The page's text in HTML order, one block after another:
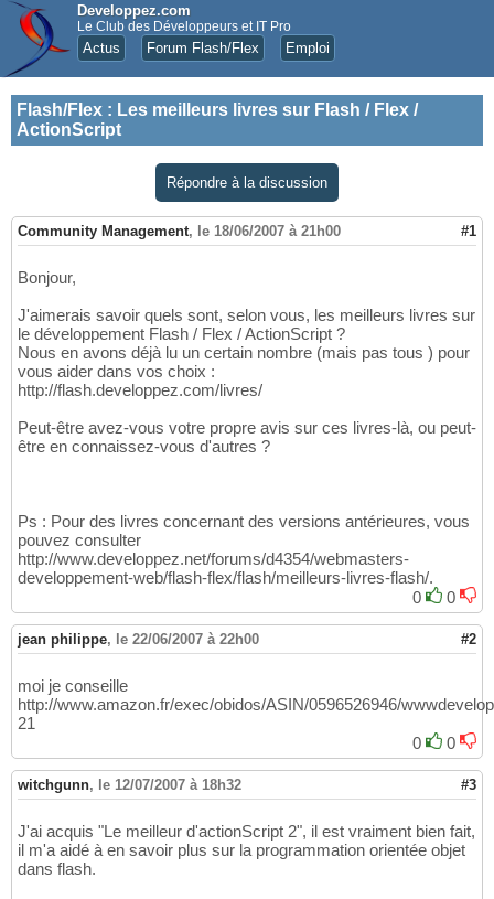
Developpez.com
Le Club des Développeurs et IT Pro
Actus Forum Flash/Flex Emploi
Flash/Flex : Les meilleurs livres sur Flash / Flex /
ActionScript
Répondre à la discussion
Community Management, le 18/06/2007 à 21h00 #1
Bonjour,
J'aimerais savoir quels sont, selon vous, les meilleurs livres sur
le développement Flash / Flex / ActionScript ?
Nous en avons déjà lu un certain nombre (mais pas tous ) pour
vous aider dans vos choix :
http://flash.developpez.com/livres/
Peut-être avez-vous votre propre avis sur ces livres-là, ou peut-
être en connaissez-vous d'autres ?
Ps : Pour des livres concernant des versions antérieures, vous
pouvez consulter
http://www.developpez.net/forums/d4354/webmasters-
developpement-web/flash-flex/flash/meilleurs-livres-flash/.
0
0
jean philippe, le 22/06/2007 à 22h00 #2
moi je conseille
http://www.amazon.fr/exec/obidos/ASIN/0596526946/
21
0
0
witchgunn, le 12/07/2007 à 18h32 #3
J'ai acquis "Le meilleur d'actionScript 2", il est vraiment bien fait,
il m'a aidé à en savoir plus sur la programmation orientée objet
dans flash.